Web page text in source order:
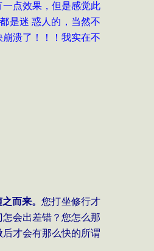
一点效果，但是感觉此
是迷 惑人的，当然不
溃了！！！我实在不
而来。您打坐修行才
会出差错？您怎么那
才会有那么快的所谓